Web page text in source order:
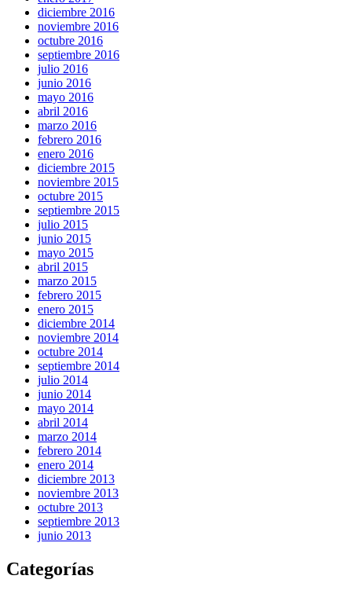
diciembre 2016
noviembre 2016
octubre 2016
septiembre 2016
julio 2016
junio 2016
mayo 2016
abril 2016
marzo 2016
febrero 2016
enero 2016
diciembre 2015
noviembre 2015
octubre 2015
septiembre 2015
julio 2015
junio 2015
mayo 2015
abril 2015
marzo 2015
febrero 2015
enero 2015
diciembre 2014
noviembre 2014
octubre 2014
septiembre 2014
julio 2014
junio 2014
mayo 2014
abril 2014
marzo 2014
febrero 2014
enero 2014
diciembre 2013
noviembre 2013
octubre 2013
septiembre 2013
junio 2013
Categorías